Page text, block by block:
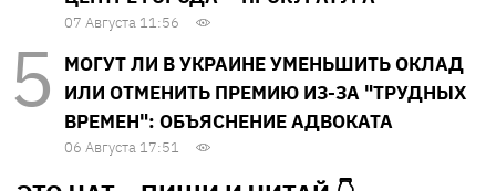
07 Августа 11:56
МОГУТ ЛИ В УКРАИНЕ УМЕНЬШИТЬ ОКЛАД
ИЛИ ОТМЕНИТЬ ПРЕМИЮ ИЗ-ЗА "ТРУДНЫХ
ВРЕМЕН": ОБЪЯСНЕНИЕ АДВОКАТА
06 Августа 17:51